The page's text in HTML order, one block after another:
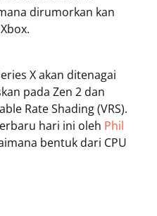
dirumorkan kan
X akan ditenagai
pada Zen 2 dan
Rate Shading (VRS).
hari ini oleh Phil
bentuk dari CPU